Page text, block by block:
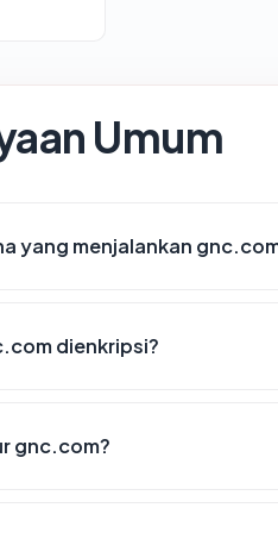
Umum
yang menjalankan
dienkripsi?
gnc.com?